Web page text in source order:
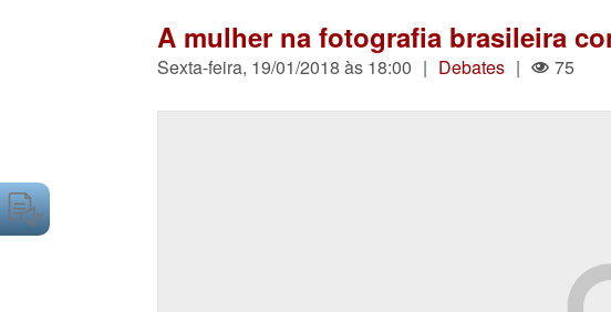
A mulher na fotografia brasileira
Sexta-feira, 19/01/2018 às 18:00 | Debates | 75